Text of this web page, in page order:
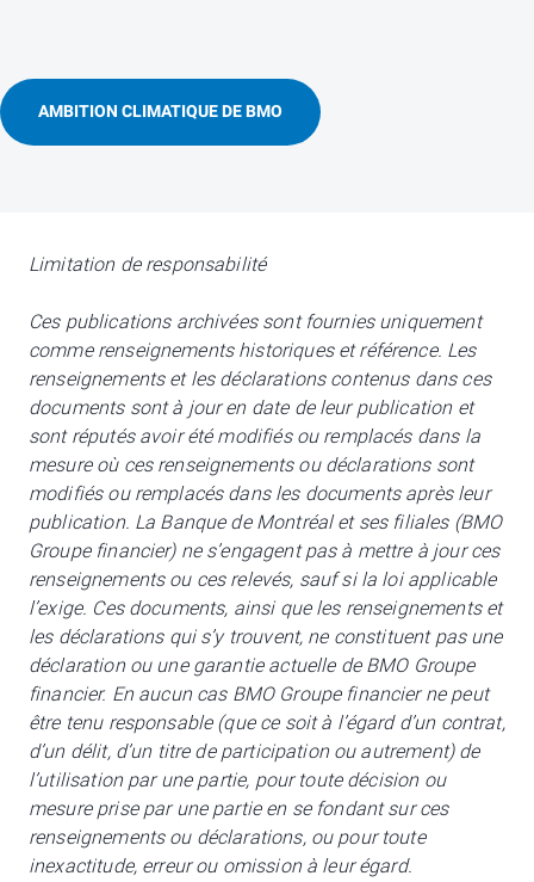
AMBITION CLIMATIQUE DE BMO
Limitation de responsabilité
Ces publications archivées sont fournies uniquement
comme renseignements historiques et référence. Les
renseignements et les déclarations contenus dans ces
documents sont à jour en date de leur publication et
sont réputés avoir été modifiés ou remplacés dans la
mesure où ces renseignements ou déclarations sont
modifiés ou remplacés dans les documents après leur
publication. La Banque de Montréal et ses filiales (BMO
Groupe financier) ne s’engagent pas à mettre à jour ces
renseignements ou ces relevés, sauf si la loi applicable
l’exige. Ces documents, ainsi que les renseignements et
les déclarations qui s’y trouvent, ne constituent pas une
déclaration ou une garantie actuelle de BMO Groupe
financier. En aucun cas BMO Groupe financier ne peut
être tenu responsable (que ce soit à l’égard d’un contrat,
d’un délit, d’un titre de participation ou autrement) de
l’utilisation par une partie, pour toute décision ou
mesure prise par une partie en se fondant sur ces
renseignements ou déclarations, ou pour toute
inexactitude, erreur ou omission à leur égard.